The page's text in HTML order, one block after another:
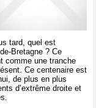
tard, quel est
Bretagne ? Ce
comme une tranche
Ce centenaire est
de plus en plus
d’extrême droite et